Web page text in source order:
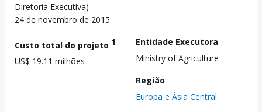
Diretoria Executiva)
24 de novembro de 2015
Custo total do projeto 1
US$ 19.11 milhões
Entidade Executora
Ministry of Agriculture
Região
Europa e Ásia Central